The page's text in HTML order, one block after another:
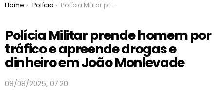
You are here:
Home Polícia Polícia Militar prende homem por tráfico e apreende drogas e dinheiro em João Monlevade
Polícia Militar prende homem por
tráfico e apreende drogas e
dinheiro em João Monlevade
08/08/2025, 07:20